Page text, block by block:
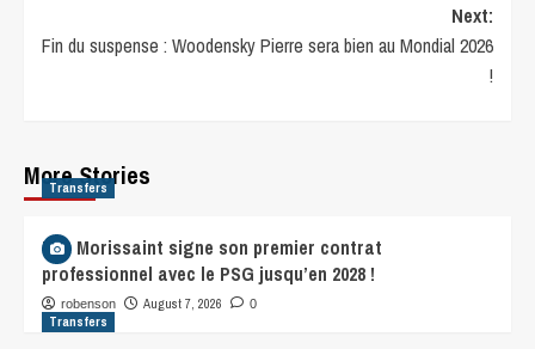
Next:
Fin du suspense : Woodensky Pierre sera bien au Mondial 2026
!
More Stories
Transfers
Léa Morissaint signe son premier contrat
professionnel avec le PSG jusqu’en 2028 !
robenson August 7, 2026 0
Transfers